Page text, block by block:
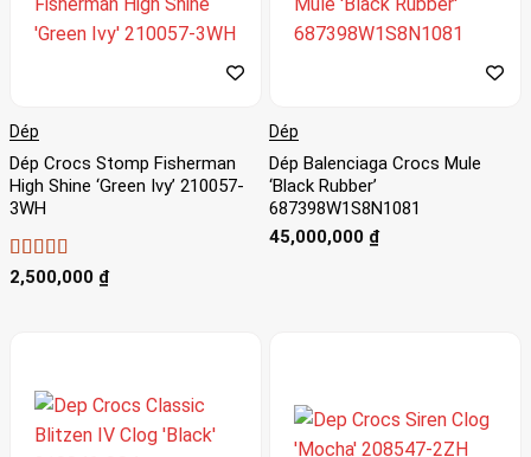
Dép
Dép Crocs Stomp Fisherman
High Shine ‘Green Ivy’ 210057-
3WH
Được xếp
2,500,000 ₫
Dép
Dép Balenciaga Crocs Mule
‘Black Rubber’
687398W1S8N1081
45,000,000 ₫